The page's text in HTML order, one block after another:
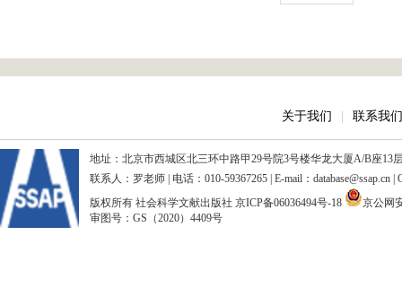
关于我们 联系我们
地址：北京市西城区北三环中路甲29号院3号楼华龙大厦A/B座13
联系人：罗老师 | 电话：010-59367265 | E-mail：database@ssap.cn
版权所有 社会科学文献出版社 京ICP备06036494号-18
京公网
审图号：GS（2020）4409号